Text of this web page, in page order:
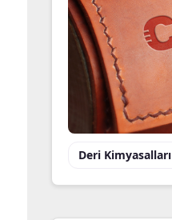
Deri Kimyasalları